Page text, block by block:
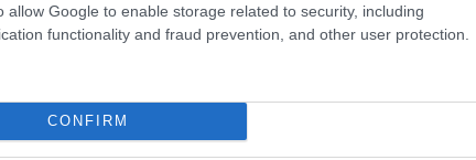
allow Google to enable storage related to security, including
functionality and fraud prevention, and other user protection.
CONFIRM
y otra que privilegie el consejo editorial. Al
sesgos inadvertidos y ajusta el tono para que